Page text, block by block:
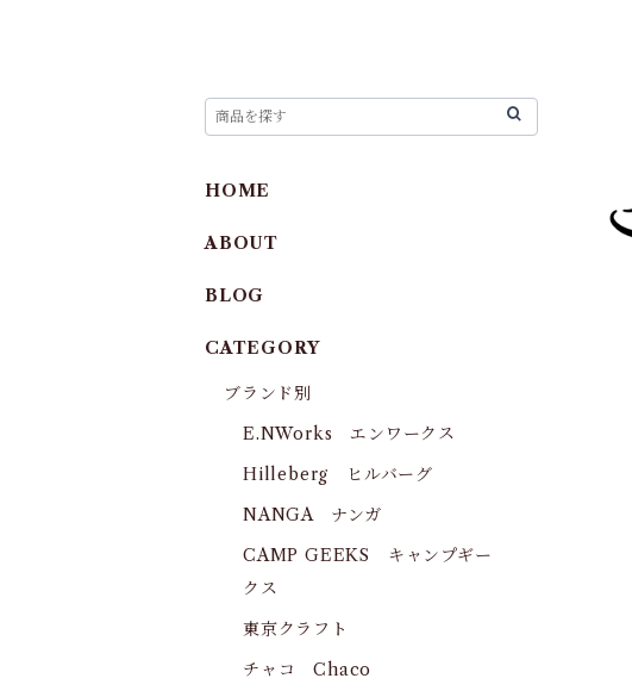
HOME
ABOUT
BLOG
CATEGORY
ブランド別
E.NWorks エンワークス
Hilleberg ヒルバーグ
NANGA ナンガ
CAMP GEEKS キャンプギー
クス
東京クラフト
チャコ Chaco